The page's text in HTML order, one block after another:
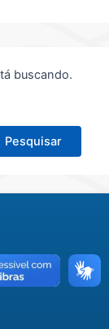
buscando.